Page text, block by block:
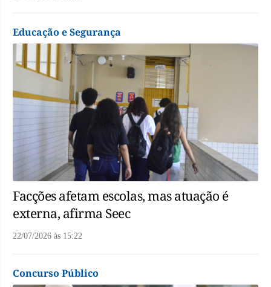
Educação e Segurança
Facções afetam escolas, mas atuação é
externa, afirma Seec
22/07/2026 às 15:22
Concurso Público